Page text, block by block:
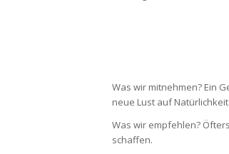
Was wir mitnehmen? Ein
neue Lust auf
Was wir empfehlen?
schaffen.